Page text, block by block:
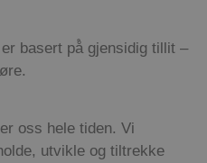
er basert på̊ gjensidig tillit –
oss hele tiden. Vi
utvikle og tiltrekke